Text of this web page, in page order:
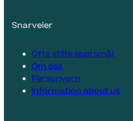
Snarveier
Ofte stilte spørsmål
Om oss
Personvern
Information about us